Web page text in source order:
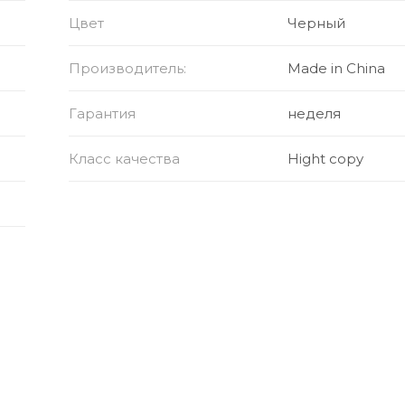
с портом Type-C
Цвет Черный
Производитель: Made in China
Гарантия неделя
Класс качества Hight copy